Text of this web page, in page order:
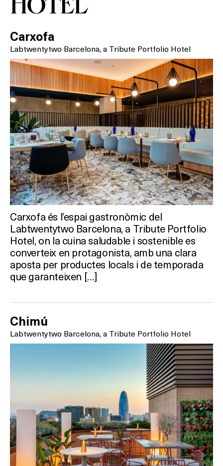
RESTAURANTS
SALES
Activitats
Carxofa
Labtwentytwo Barcelona, a Tribute Portfolio Hotel
Carxofa és l’espai gastronòmic del
Labtwentytwo Barcelona, a Tribute Portfolio
Hotel, on la cuina saludable i sostenible es
converteix en protagonista, amb una clara
aposta per productes locals i de temporada
que garanteixen […]
Chimú
Labtwentytwo Barcelona, a Tribute Portfolio Hotel